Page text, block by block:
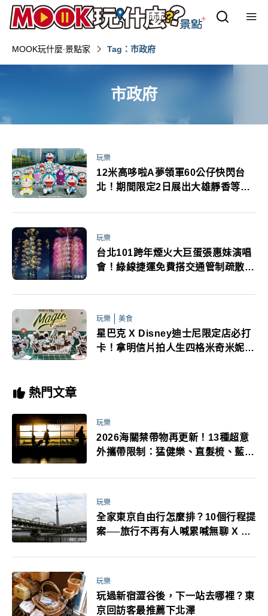
MOOK玩什麼‧景點家 Tag：市政府
市政府
玩樂
12米高哆啦A夢領軍60公仔快閃台
北！期間限定2日展出大雄靜香等人
玩樂
台北101跨年煙火大巨蛋張惠妹演唱
會！綠線捷運免費搭交通管制疏散路
玩樂 美食
星巴克 X Disney迪士尼限定店必打
卡！拿明信片拍人生四格米奇米妮懷
熱門文章
玩樂
2026海關禁帶物再更新！13種超意
外攜帶限制：猛健樂、直髮梳、藍牙
萬！注意事項一次看！
玩樂
全家東京自由行怎麼排？10個行程提
案──旅行不再有人喊累喊無聊 X 爸
玩樂
玩過新宿澀谷後，下一站去哪裡？東
京回訪客最推薦下北澤